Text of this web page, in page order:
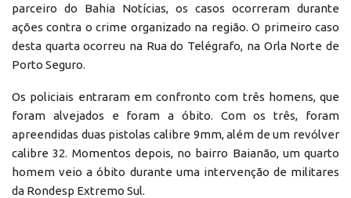
parceiro do Bahia Notícias, os casos ocorreram durante
ações contra o crime organizado na região. O primeiro caso
desta quarta ocorreu na Rua do Telégrafo, na Orla Norte de
Porto Seguro.
Os policiais entraram em confronto com três homens, que
foram alvejados e foram a óbito. Com os três, foram
apreendidas duas pistolas calibre 9mm, além de um revólver
calibre 32. Momentos depois, no bairro Baianão, um quarto
homem veio a óbito durante uma intervenção de militares
da Rondesp Extremo Sul.